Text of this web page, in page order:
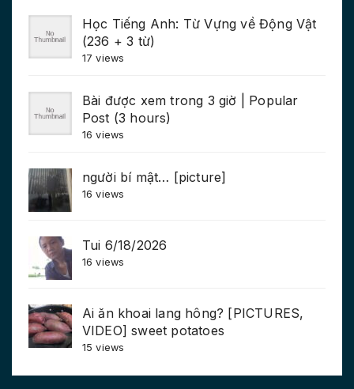
Học Tiếng Anh: Từ Vựng về Động Vật
(236 + 3 từ)
17 views
Bài được xem trong 3 giờ | Popular
Post (3 hours)
16 views
người bí mật… [picture]
16 views
Tui 6/18/2026
16 views
Ai ăn khoai lang hông? [PICTURES,
VIDEO] sweet potatoes
15 views